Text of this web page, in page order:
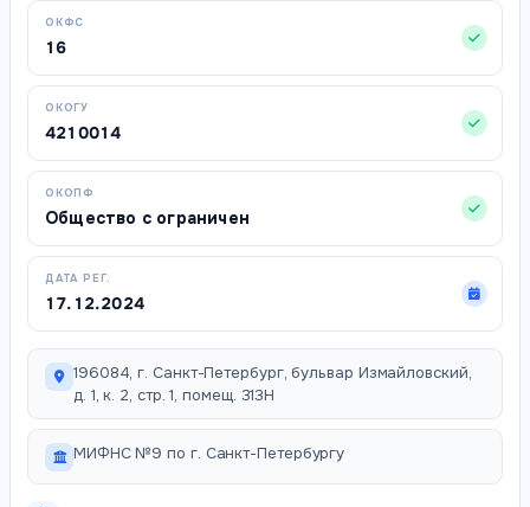
ОКФС
16
ОКОГУ
4210014
ОКОПФ
Общество с ограничен
ДАТА РЕГ.
17.12.2024
196084, г. Санкт-Петербург, бульвар Измайловский,
д. 1, к. 2, стр. 1, помещ. 313Н
МИФНС №9 по г. Санкт-Петербургу